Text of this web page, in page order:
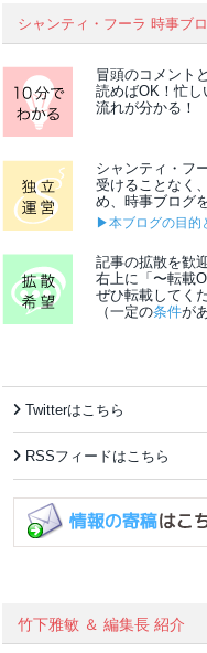
シャンティ・フーラ 時事ブ
冒頭のコメント
読めばOK！忙
流れが分かる！
シャンティ・フ
受けることなく
め、時事ブログ
▶本ブログの目的
記事の拡散を歓
右上に「〜転載
ぜひ転載してく
（一定の条件が
Twitterはこちら
RSSフィードはこちら
竹下雅敏 ＆ 編集長 紹介